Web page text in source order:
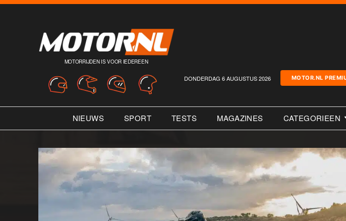
MOTORRIJDEN IS VOOR IEDEREEN
DONDERDAG 6 AUGUSTUS 2026 MOTOR.NL
NIEUWS SPORT TESTS MAGAZINES CATEGORIEEN